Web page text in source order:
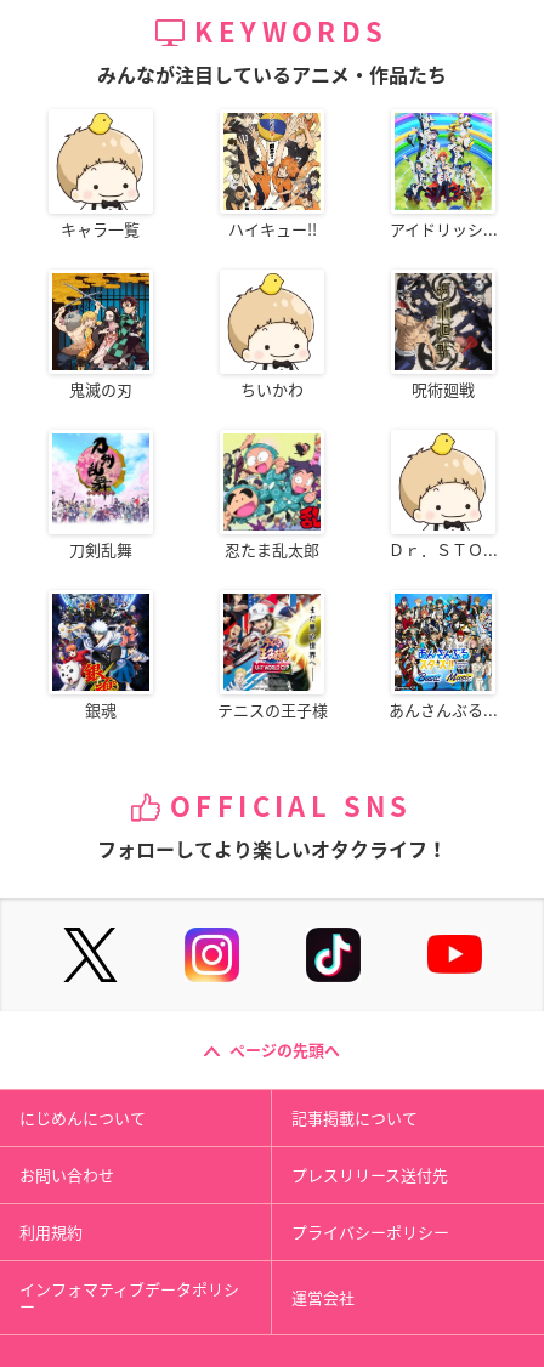
KEYWORDS
みんなが注目しているアニメ・作品たち
キャラ一覧 ハイキュー!! アイドリッシ...
鬼滅の刃 ちいかわ 呪術廻戦
刀剣乱舞 忍たま乱太郎 Ｄｒ．ＳＴＯ...
銀魂 テニスの王子様 あんさんぶる...
OFFICIAL SNS
フォローしてより楽しいオタクライフ！
ページの先頭へ
にじめんについて 記事掲載について
お問い合わせ プレスリリース送付先
利用規約 プライバシーポリシー
インフォマティブデータポリシ
ー 運営会社